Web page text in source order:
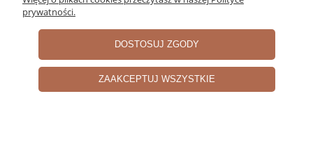
O NAS
prywatności.
DOSTOSUJ ZGODY
ZAAKCEPTUJ WSZYSTKIE